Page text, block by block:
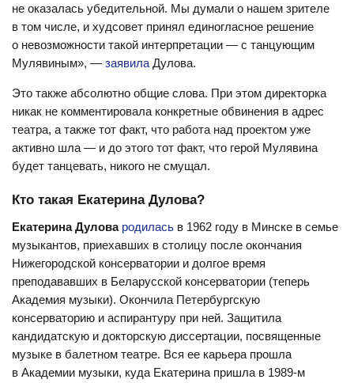
не оказалась убедительной. Мы думали о нашем зрителе
в том числе, и худсовет принял единогласное решение
о невозможности такой интерпретации — с танцующим
Мулявиным», — заявила Дулова.
Это также абсолютно общие слова. При этом директорка
никак не комментировала конкретные обвинения в адрес
театра, а также тот факт, что работа над проектом уже
активно шла — и до этого тот факт, что герой Мулявина
будет танцевать, никого не смущал.
Кто такая Екатерина Дулова?
Екатерина Дулова родилась в 1962 году в Минске в семье
музыкантов, приехавших в столицу после окончания
Нижегородской консерватории и долгое время
преподававших в Беларусской консерватории (теперь
Академия музыки). Окончила Петербургскую
консерваторию и аспирантуру при ней. Защитила
кандидатскую и докторскую диссертации, посвященные
музыке в балетном театре. Вся ее карьера прошла
в Академии музыки, куда Екатерина пришла в 1989-м